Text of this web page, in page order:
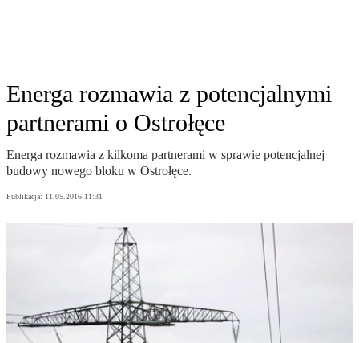
Energa rozmawia z potencjalnymi
partnerami o Ostrołęce
Energa rozmawia z kilkoma partnerami w sprawie potencjalnej
budowy nowego bloku w Ostrołęce.
Publikacja: 11.05.2016 11:31